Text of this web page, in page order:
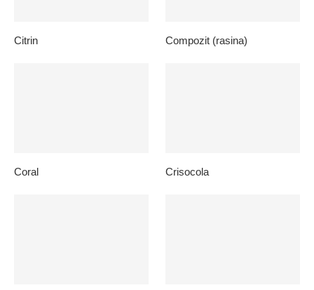
Citrin Compozit (rasina)
Coral Crisocola